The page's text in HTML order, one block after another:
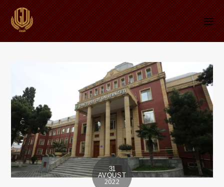
31
AVQUST
2022